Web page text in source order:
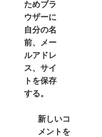
ためブラ
ウザーに
自分の名
前、メー
ルアドレ
ス、サイ
トを保存
する。
新しいコ
メントを